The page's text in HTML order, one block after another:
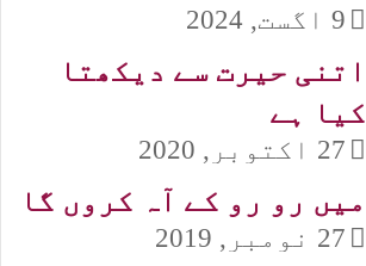
9 اگست, 2024
اتنی حیرت سے دیکھتا
کیا ہے
27 اکتوبر, 2020
میں رو رو کے آہ کروں گا
27 نومبر, 2019